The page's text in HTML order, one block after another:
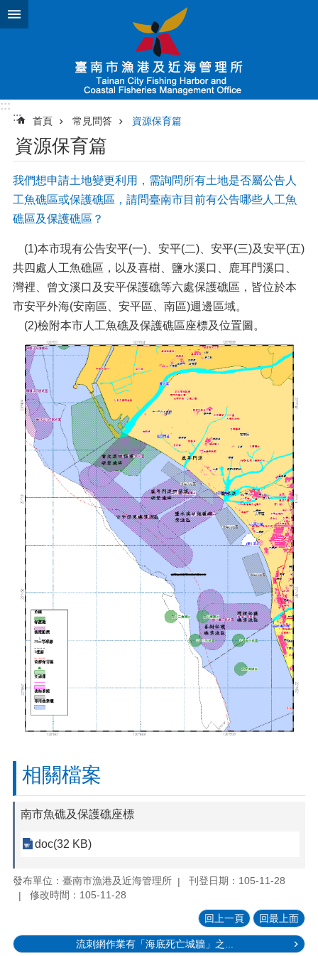
跳到主要內容區塊
:::
:::
首頁 常見問答 資源保育篇
資源保育篇
我們想申請土地變更利用，需詢問所有土地是否屬公告人
工魚礁區或保護礁區，請問臺南市目前有公告哪些人工魚
礁區及保護礁區？
(1)本市現有公告安平(一)、安平(二)、安平(三)及安平(五)
共四處人工魚礁區，以及喜樹、鹽水溪口、鹿耳門溪口、
灣裡、曾文溪口及安平保護礁等六處保護礁區，皆位於本
市安平外海(安南區、安平區、南區)週邊區域。
(2)檢附本市人工魚礁及保護礁區座標及位置圖。
相關檔案
南市魚礁及保護礁座標
doc(32 KB)
發布單位：臺南市漁港及近海管理所
刊登日期：105-11-28
修改時間：105-11-28
回上一頁 回最上面
流刺網作業有「海底死亡城牆」之...